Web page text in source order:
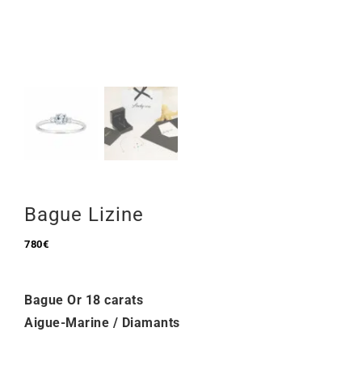
Bague Lizine
780€
Bague Or 18 carats
Aigue-Marine / Diamants